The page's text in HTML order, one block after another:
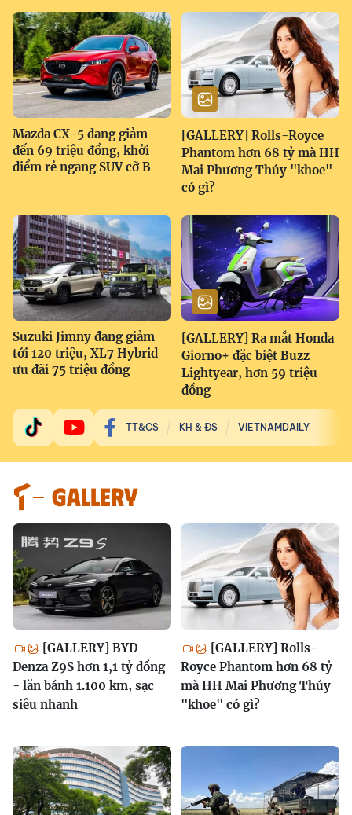
Mazda CX-5 đang giảm
đến 69 triệu đồng, khởi
điểm rẻ ngang SUV cỡ B
[GALLERY] Rolls-Royce
Phantom hơn 68 tỷ mà HH
Mai Phương Thúy "khoe"
có gì?
Suzuki Jimny đang giảm
tới 120 triệu, XL7 Hybrid
ưu đãi 75 triệu đồng
[GALLERY] Ra mắt Honda
Giorno+ đặc biệt Buzz
Lightyear, hơn 59 triệu
đồng
TT&CS KH & ĐS VIETNAMDAILY
GALLERY
[GALLERY] BYD
Denza Z9S hơn 1,1 tỷ đồng
- lăn bánh 1.100 km, sạc
siêu nhanh
[GALLERY] Rolls-
Royce Phantom hơn 68 tỷ
mà HH Mai Phương Thúy
"khoe" có gì?